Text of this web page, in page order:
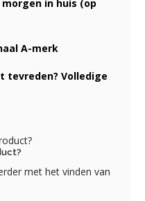
in huis (op
A-merk
tevreden? Volledige
met het vinden van